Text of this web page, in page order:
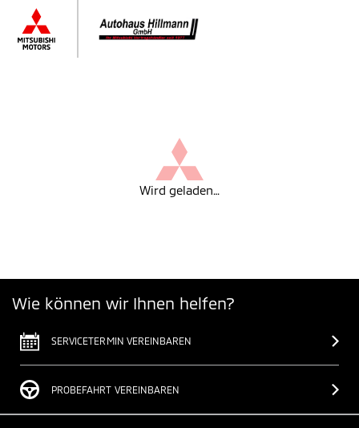
Wird geladen…
Wie können wir Ihnen helfen?
SERVICETERMIN VEREINBAREN
PROBEFAHRT VEREINBAREN